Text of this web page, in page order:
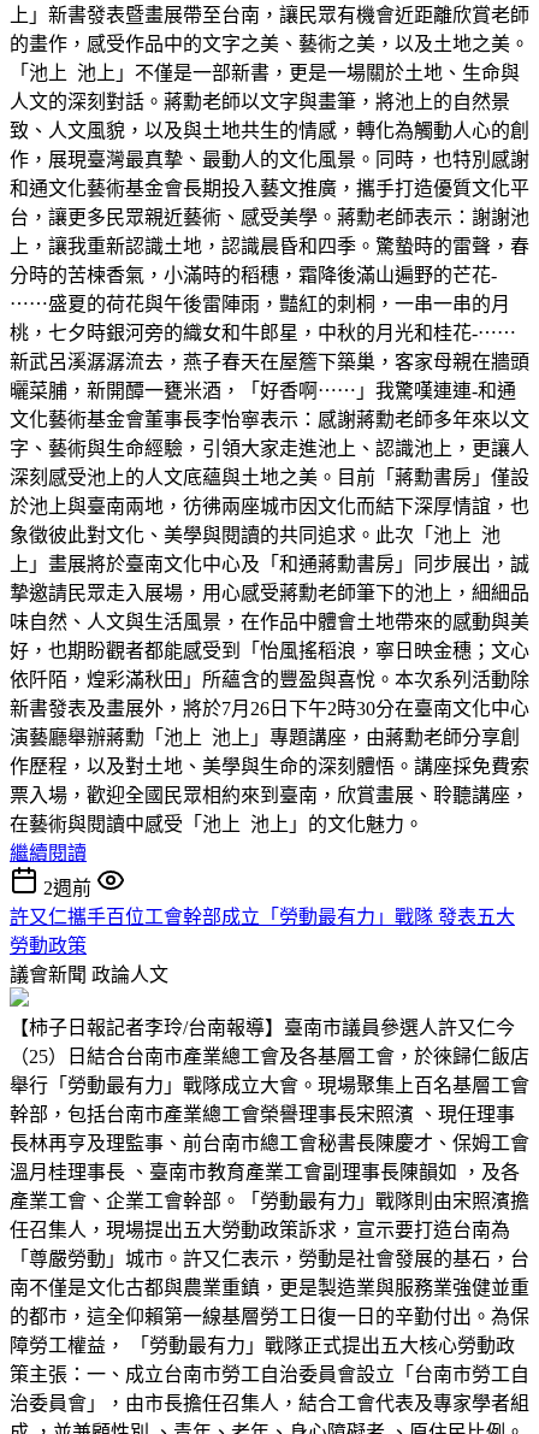
上」新書發表暨畫展帶至台南，讓民眾有機會近距離欣賞老師
的畫作，感受作品中的文字之美、藝術之美，以及土地之美。
「池上 池上」不僅是一部新書，更是一場關於土地、生命與
人文的深刻對話。蔣勳老師以文字與畫筆，將池上的自然景
致、人文風貌，以及與土地共生的情感，轉化為觸動人心的創
作，展現臺灣最真摯、最動人的文化風景。同時，也特別感謝
和通文化藝術基金會長期投入藝文推廣，攜手打造優質文化平
台，讓更多民眾親近藝術、感受美學。蔣勳老師表示：謝謝池
上，讓我重新認識土地，認識晨昏和四季。驚蟄時的雷聲，春
分時的苦楝香氣，小滿時的稻穗，霜降後滿山遍野的芒花-
⋯⋯盛夏的荷花與午後雷陣雨，豔紅的刺桐，一串一串的月
桃，七夕時銀河旁的織女和牛郎星，中秋的月光和桂花-⋯⋯
新武呂溪潺潺流去，燕子春天在屋簷下築巢，客家母親在牆頭
曬菜脯，新開醰一甕米酒，「好香啊⋯⋯」我驚嘆連連-和通
文化藝術基金會董事長李怡寧表示：感謝蔣勳老師多年來以文
字、藝術與生命經驗，引領大家走進池上、認識池上，更讓人
深刻感受池上的人文底蘊與土地之美。目前「蔣勳書房」僅設
於池上與臺南兩地，彷彿兩座城市因文化而結下深厚情誼，也
象徵彼此對文化、美學與閱讀的共同追求。此次「池上 池
上」畫展將於臺南文化中心及「和通蔣勳書房」同步展出，誠
摯邀請民眾走入展場，用心感受蔣勳老師筆下的池上，細細品
味自然、人文與生活風景，在作品中體會土地帶來的感動與美
好，也期盼觀者都能感受到「怡風搖稻浪，寧日映金穗；文心
依阡陌，煌彩滿秋田」所蘊含的豐盈與喜悅。本次系列活動除
新書發表及畫展外，將於7月26日下午2時30分在臺南文化中心
演藝廳舉辦蔣勳「池上 池上」專題講座，由蔣勳老師分享創
作歷程，以及對土地、美學與生命的深刻體悟。講座採免費索
票入場，歡迎全國民眾相約來到臺南，欣賞畫展、聆聽講座，
在藝術與閱讀中感受「池上 池上」的文化魅力。
繼續閱讀
2週前
許又仁攜手百位工會幹部成立「勞動最有力」戰隊 發表五大
勞動政策
議會新聞 政論人文
【柿子日報記者李玲/台南報導】臺南市議員參選人許又仁今
（25）日結合台南市產業總工會及各基層工會，於徠歸仁飯店
舉行「勞動最有力」戰隊成立大會。現場聚集上百名基層工會
幹部，包括台南市產業總工會榮譽理事長宋照濱 、現任理事
長林再亨及理監事、前台南市總工會秘書長陳慶才、保姆工會
溫月桂理事長 、臺南市教育產業工會副理事長陳韻如 ，及各
產業工會、企業工會幹部。「勞動最有力」戰隊則由宋照濱擔
任召集人，現場提出五大勞動政策訴求，宣示要打造台南為
「尊嚴勞動」城市。許又仁表示，勞動是社會發展的基石，台
南不僅是文化古都與農業重鎮，更是製造業與服務業強健並重
的都市，這全仰賴第一線基層勞工日復一日的辛勤付出。為保
障勞工權益， 「勞動最有力」戰隊正式提出五大核心勞動政
策主張：一、成立台南市勞工自治委員會設立「台南市勞工自
治委員會」，由市長擔任召集人，結合工會代表及專家學者組